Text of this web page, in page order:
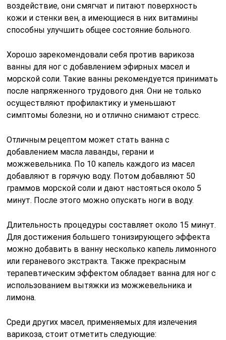
воздействие, они смягчат и питают поверхность
кожи и стенки вен, а имеющиеся в них витамины
способны улучшить общее состояние больного.
Хорошо зарекомендовали себя против варикоза
ванны для ног с добавлением эфирных масел и
морской соли. Такие ванны рекомендуется принимать
после напряженного трудового дня. Они не только
осуществляют профилактику и уменьшают
симптомы болезни, но и отлично снимают стресс.
Отличным рецептом может стать ванна с
добавлением масла лаванды, герани и
можжевельника. По 10 капель каждого из масел
добавляют в горячую воду. Потом добавляют 50
граммов морской соли и дают настояться около 5
минут. После этого можно опускать ноги в воду.
Длительность процедуры составляет около 15 минут.
Для достижения большего тонизирующего эффекта
можно добавить в ванну несколько капель лимонного
или гераневого экстракта. Также прекрасным
терапевтическим эффектом обладает ванна для ног с
использованием вытяжки из можжевельника и
лимона.
Среди других масел, применяемых для излечения
варикоза, стоит отметить следующие: